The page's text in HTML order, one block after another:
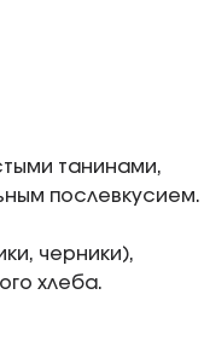
танинами,
послевкусием.
черники),
хлеба.